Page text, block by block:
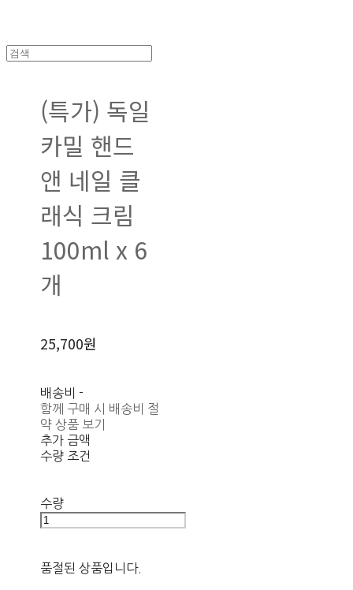
(특가) 독일
카밀 핸드
앤 네일 클
래식 크림
100ml x 6
개
25,700원
배송비 -
함께 구매 시 배송비 절
약 상품 보기
추가 금액
수량 조건
수량
품절된 상품입니다.